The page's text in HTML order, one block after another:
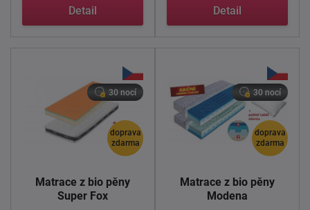
Detail Detail
doprava
zdarma
30 nocí
Matrace z bio pěny
Super Fox
doprava
zdarma
30 nocí
Matrace z bio pěny
Modena